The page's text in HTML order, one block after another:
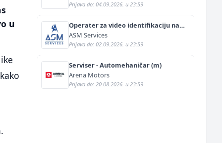
u
Prijava do: 04.09.2026. u 23:59
Operater za video identifikaciju na
njemačkom jeziku (m/ž)
ASM Services
Prijava do: 02.09.2026. u 23:59
Serviser - Automehaničar (m)
Arena Motors
Prijava do: 20.08.2026. u 23:59